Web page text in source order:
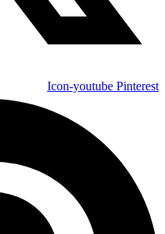
Icon-youtube Pinterest